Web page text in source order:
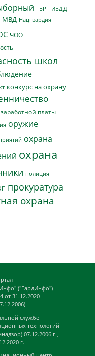
ГБР ГИБДД
МВД Нацгвардия
ЧОО
школ
конкурс на охрану
платы
оружие
охрана
охрана
полиция
прокуратура
охрана
("ГардИнфо")
31.12.2020
службе
технологий
07.12.2006 г.,
г.